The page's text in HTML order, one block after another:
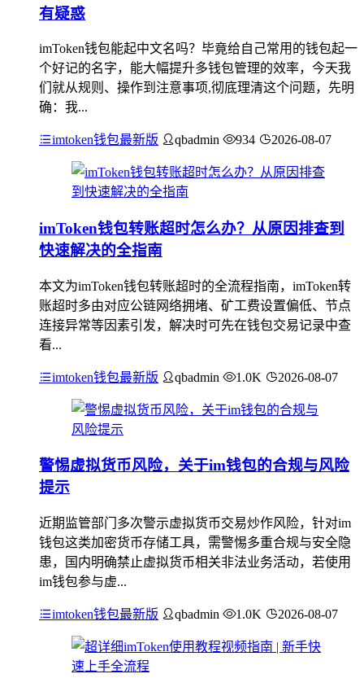
有疑惑
imToken钱包能起中文名吗？毕竟给自己常用的钱包起一
个好记的名字，能大幅提升多钱包管理的效率，今天我
们就从规则、操作到注意事项,彻底理清这个问题，先明
确：我...
imtoken钱包最新版 qbadmin 934 2026-08-07
imToken钱包转账超时怎么办？从原因排查到
快速解决的全指南
本文为imToken钱包转账超时的全流程指南，imToken转
账超时多由对应公链网络拥堵、矿工费设置偏低、节点
连接异常等因素引发，解决时可先在钱包交易记录中查
看...
imtoken钱包最新版 qbadmin 1.0K 2026-08-07
警惕虚拟货币风险，关于im钱包的合规与风险
提示
近期监管部门多次警示虚拟货币交易炒作风险，针对im
钱包这类加密货币存储工具，需警惕多重合规与安全隐
患，国内明确禁止虚拟货币相关非法业务活动，若使用
im钱包参与虚...
imtoken钱包最新版 qbadmin 1.0K 2026-08-07